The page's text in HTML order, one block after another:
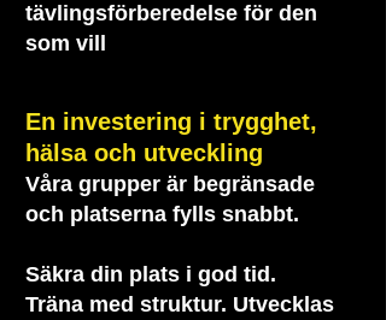
tävlingsförberedelse för den
som vill
En investering i trygghet,
hälsa och utveckling
Våra grupper är begränsade
och platserna fylls snabbt.
Säkra din plats i god tid.
Träna med struktur. Utvecklas